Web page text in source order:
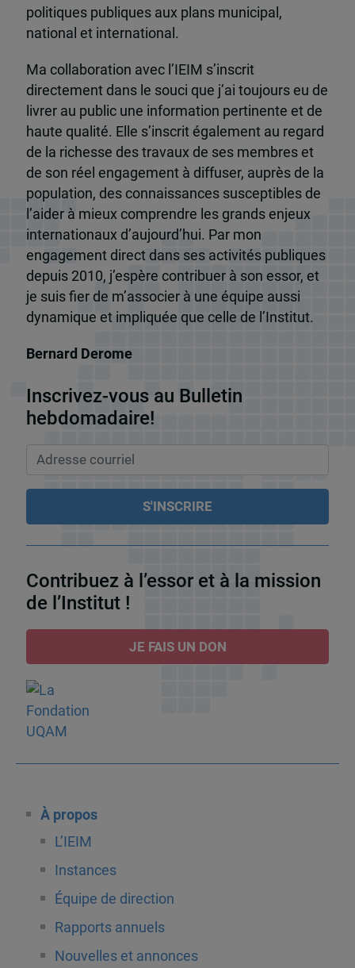
politiques publiques aux plans municipal,
national et international.
Ma collaboration avec l’IEIM s’inscrit
directement dans le souci que j’ai toujours eu de
livrer au public une information pertinente et de
haute qualité. Elle s’inscrit également au regard
de la richesse des travaux de ses membres et
de son réel engagement à diffuser, auprès de la
population, des connaissances susceptibles de
l’aider à mieux comprendre les grands enjeux
internationaux d’aujourd’hui. Par mon
engagement direct dans ses activités publiques
depuis 2010, j’espère contribuer à son essor, et
je suis fier de m’associer à une équipe aussi
dynamique et impliquée que celle de l’Institut.
Bernard Derome
Inscrivez-vous au Bulletin
hebdomadaire!
Contribuez à l’essor et à la mission
de l’Institut !
JE FAIS UN DON
À propos
L’IEIM
Instances
Équipe de direction
Rapports annuels
Nouvelles et annonces